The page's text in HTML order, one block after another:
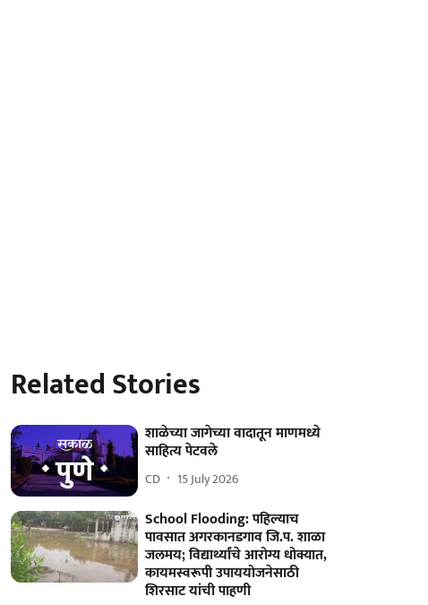
Related Stories
शाळेच्या जागेच्या वादातून माणमध्ये
साहित्य पेटवले
CD 15 July 2026
School Flooding: पहिल्याच
पावसात अगरकानडगाव जि.प. शाळा
जलमय; विद्यार्थ्यांचे आरोग्य धोक्यात,
कायमस्वरूपी उपाययोजनेसाठी
शिरसाट यांची पाहणी